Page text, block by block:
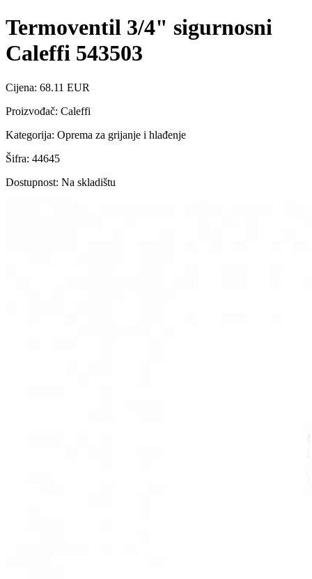
Termoventil 3/4" sigurnosni
Caleffi 543503
Cijena: 68.11 EUR
Proizvođač: Caleffi
Kategorija: Oprema za grijanje i hlađenje
Šifra: 44645
Dostupnost: Na skladištu